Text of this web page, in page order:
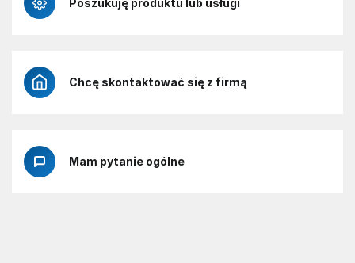
Poszukuję produktu lub usługi
Chcę skontaktować się z firmą
Mam pytanie ogólne